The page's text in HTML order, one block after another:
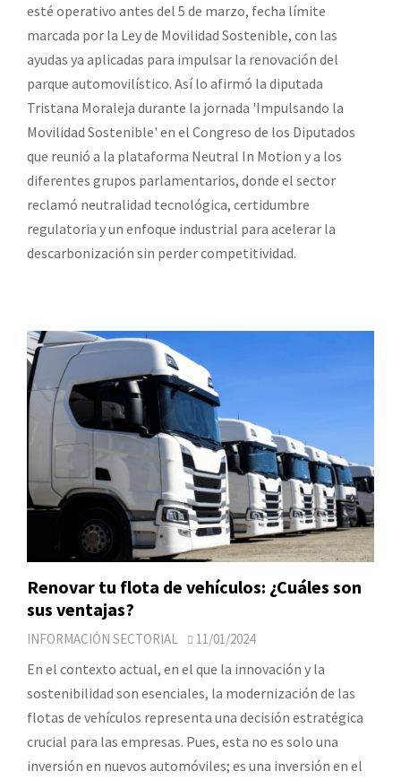
esté operativo antes del 5 de marzo, fecha límite
marcada por la Ley de Movilidad Sostenible, con las
ayudas ya aplicadas para impulsar la renovación del
parque automovilístico. Así lo afirmó la diputada
Tristana Moraleja durante la jornada 'Impulsando la
Movilidad Sostenible' en el Congreso de los Diputados
que reunió a la plataforma Neutral In Motion y a los
diferentes grupos parlamentarios, donde el sector
reclamó neutralidad tecnológica, certidumbre
regulatoria y un enfoque industrial para acelerar la
descarbonización sin perder competitividad.
Renovar tu flota de vehículos: ¿Cuáles son
sus ventajas?
INFORMACIÓN SECTORIAL 11/01/2024
En el contexto actual, en el que la innovación y la
sostenibilidad son esenciales, la modernización de las
flotas de vehículos representa una decisión estratégica
crucial para las empresas. Pues, esta no es solo una
inversión en nuevos automóviles; es una inversión en el